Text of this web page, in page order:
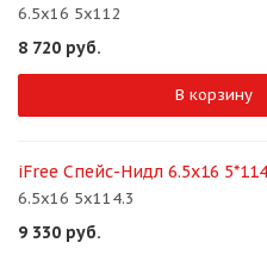
6.5x16 5x112
8 720 руб.
В корзину
iFree Спейс-Нидл 6.5x16
6.5x16 5x114.3
9 330 руб.